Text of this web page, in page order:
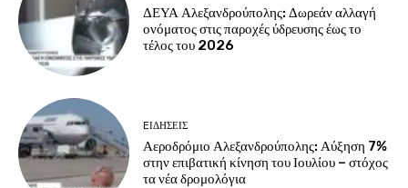
ΔΕΥΑ Αλεξανδρούπολης: Δωρεάν αλλαγή
ονόματος στις παροχές ύδρευσης έως το
τέλος του 2026
EΙΔΗΣΕΙΣ
Αεροδρόμιο Αλεξανδρούπολης: Αύξηση 7%
στην επιβατική κίνηση του Ιουλίου – στόχος
τα νέα δρομολόγια